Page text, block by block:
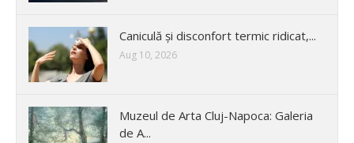
Caniculă și disconfort termic ridicat,...
Aug 10, 2026
Muzeul de Arta Cluj-Napoca: Galeria
de A...